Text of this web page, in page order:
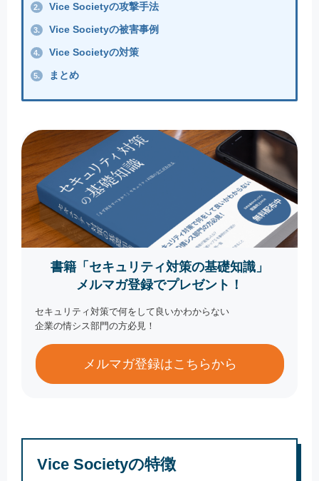
2. Vice Societyの攻撃手法
3. Vice Societyの被害事例
4. Vice Societyの対策
5. まとめ
書籍「セキュリティ対策の基礎知識」
メルマガ登録でプレゼント！
セキュリティ対策で何をして良いかわからない
企業の情シス部門の方必見！
メルマガ登録はこちらから
Vice Societyの特徴